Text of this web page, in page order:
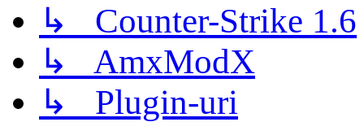
↳ Counter-Strike 1.6
↳ AmxModX
↳ Plugin-uri